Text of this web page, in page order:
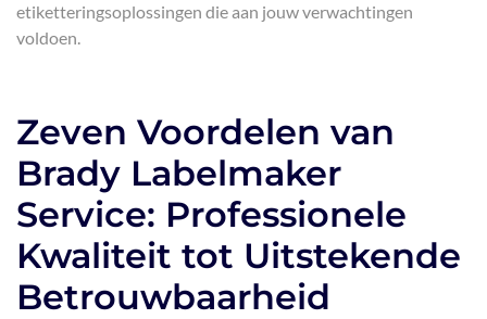
etiketteringsoplossingen die aan jouw verwachtingen
voldoen.
Zeven Voordelen van
Brady Labelmaker
Service: Professionele
Kwaliteit tot Uitstekende
Betrouwbaarheid